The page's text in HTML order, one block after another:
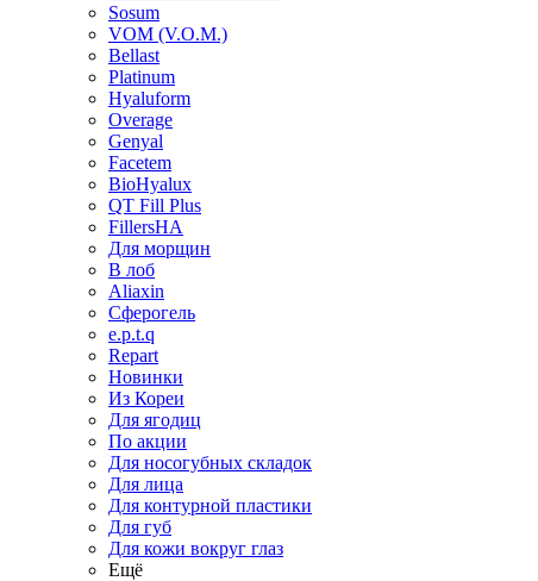
Sosum
VOM (V.O.M.)
Bellast
Platinum
Hyaluform
Overage
Genyal
Facetem
BioHyalux
QT Fill Plus
FillersHA
Для морщин
В лоб
Aliaxin
Сферогель
e.p.t.q
Repart
Новинки
Из Кореи
Для ягодиц
По акции
Для носогубных складок
Для лица
Для контурной пластики
Для губ
Для кожи вокруг глаз
Ещё